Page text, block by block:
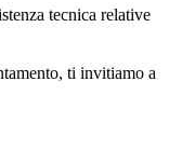
tecnica relative
ti invitiamo a